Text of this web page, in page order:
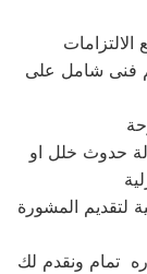
فنى شامل على
حدوث خلل او
لتقديم المشورة
تمام ونقدم لك